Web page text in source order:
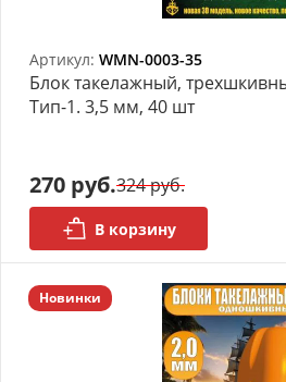
Артикул: WMN-0003-35
Блок такелажный,
Тип-1. 3,5 мм, 40 шт
270 руб.324 руб.
В корзину
Новинки